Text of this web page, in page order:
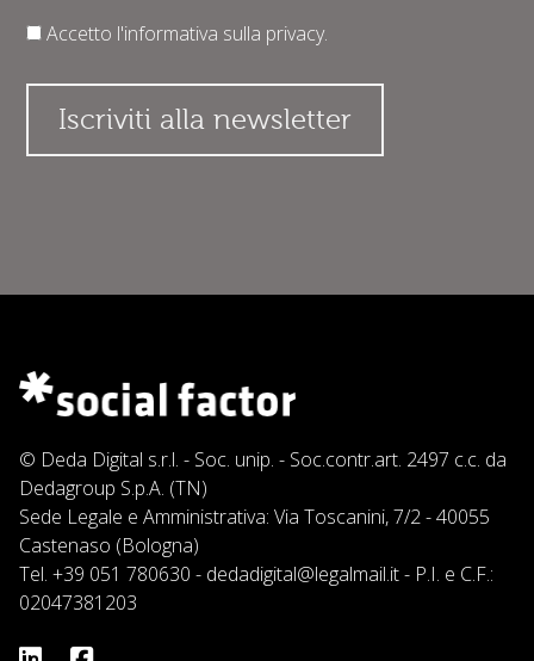
Accetto l'informativa sulla privacy.
© Deda Digital s.r.l. - Soc. unip. - Soc.contr.art. 2497 c.c. da
Dedagroup S.p.A. (TN)
Sede Legale e Amministrativa: Via Toscanini, 7/2 - 40055
Castenaso (Bologna)
Tel. +39 051 780630 - dedadigital@legalmail.it- P.I. e C.F.:
02047381203